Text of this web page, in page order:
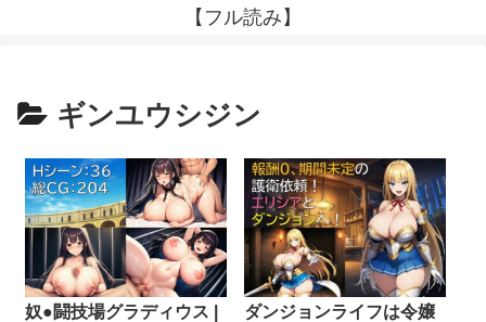
【フル読み】
ギンユウシジン
奴●闘技場グラディウス |
ダンジョンライフは令嬢